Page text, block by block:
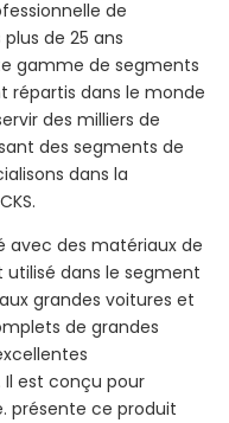
de
de 25 ans
gamme de segments
répartis dans le monde
des milliers de
des segments de
dans la
avec des matériaux de
utilisé dans le segment
grandes voitures et
de grandes
est conçu pour
présente ce produit